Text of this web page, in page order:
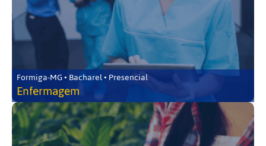
Formiga-MG • Bacharel • Presencial
Enfermagem